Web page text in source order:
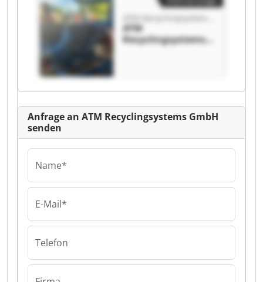
ATM
Recyclingsystems
GmbH ATM
Anfrage an ATM Recyclingsystems GmbH
senden
Name*
E-Mail*
Telefon